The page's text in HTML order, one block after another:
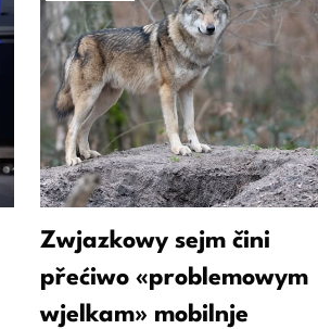
Zwjazkowy sejm čini
přećiwo «problemowym
wjelkam» mobilnje